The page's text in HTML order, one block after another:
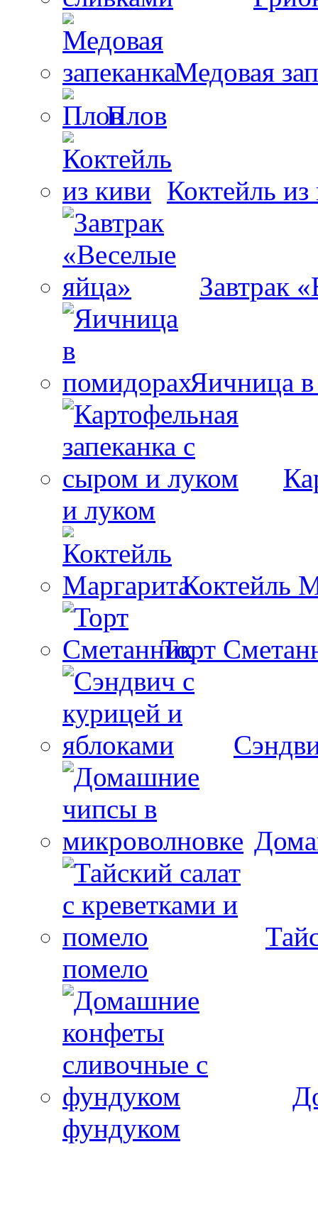
Медовая
Плов
Коктейль из
Завтрак
Яичница
и луком
Коктейль
Торт
помело
фундуком